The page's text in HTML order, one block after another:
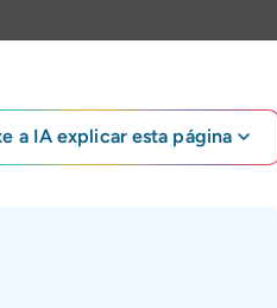
a IA explicar esta página